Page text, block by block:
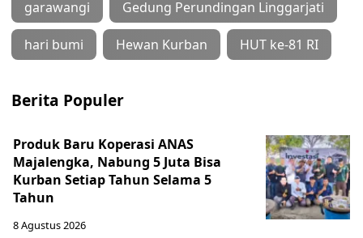
garawangi Gedung Perundingan Linggarjati
hari bumi Hewan Kurban HUT ke-81 RI
Berita Populer
Produk Baru Koperasi ANAS
Majalengka, Nabung 5 Juta Bisa
Kurban Setiap Tahun Selama 5
Tahun
8 Agustus 2026